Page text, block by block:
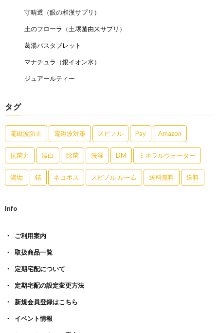
守晴透（眼の和漢サプリ）
土のフローラ（土壌菌由来サプリ）
葛湯バスタブレット
マナチュラ（銀イオン水）
ジュアールティー
タグ
電磁波防止 電磁波対策 スピノル Pay Amazon
抗菌力 漂白 除菌 洗濯 DM ミネラルウォーター
湯垢 錆 ネコポス スピノル ルーム 送料無料 送料
Info
ご利用案内
取扱商品一覧
定期宅配について
定期宅配の設定変更方法
新規会員登録はこちら
イベント情報